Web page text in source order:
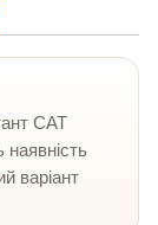
CAT
наявність
варіант